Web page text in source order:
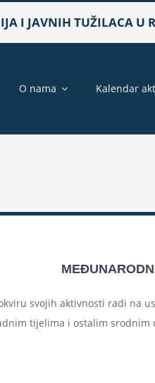
I JAVNIH TUŽILACA U
O nama Kalendar
svojih aktivnosti radi
tijelima i ostalim srodnim